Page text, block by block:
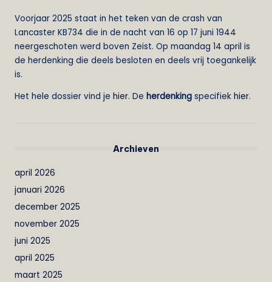
Voorjaar 2025 staat in het teken van de crash van
Lancaster KB734 die in de nacht van 16 op 17 juni 1944
neergeschoten werd boven Zeist. Op maandag 14 april is
de herdenking die deels besloten en deels vrij toegankelijk
is.
Het hele dossier vind je hier. De herdenking specifiek hier.
Archieven
april 2026
januari 2026
december 2025
november 2025
juni 2025
april 2025
maart 2025